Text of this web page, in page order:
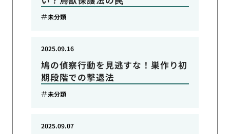
未分類
鳩の偵察行動を見逃すな！巣作り初
期段階での撃退法
2025.09.16
未分類
2025.09.07